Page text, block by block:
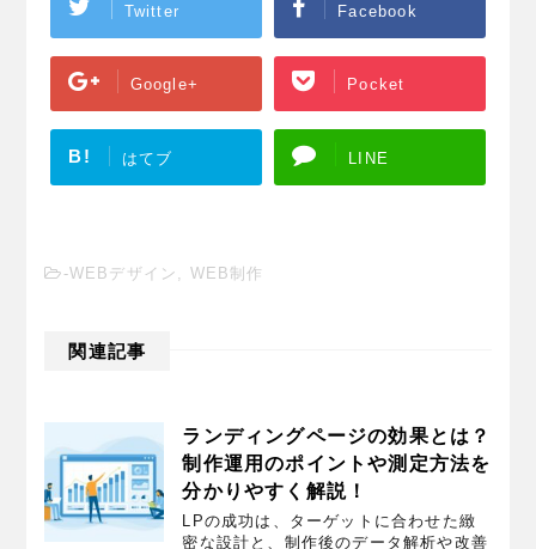
Twitter Facebook
Google+ Pocket
B! はてブ LINE
-WEBデザイン WEB制作
関連記事
ランディングページの効果とは？
制作運用のポイントや測定方法を
分かりやすく解説！
LPの成功は、ターゲットに合わせた緻
密な設計と、制作後のデータ解析や改善